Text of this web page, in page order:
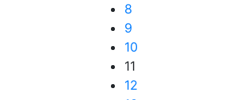
8
9
10
11
12